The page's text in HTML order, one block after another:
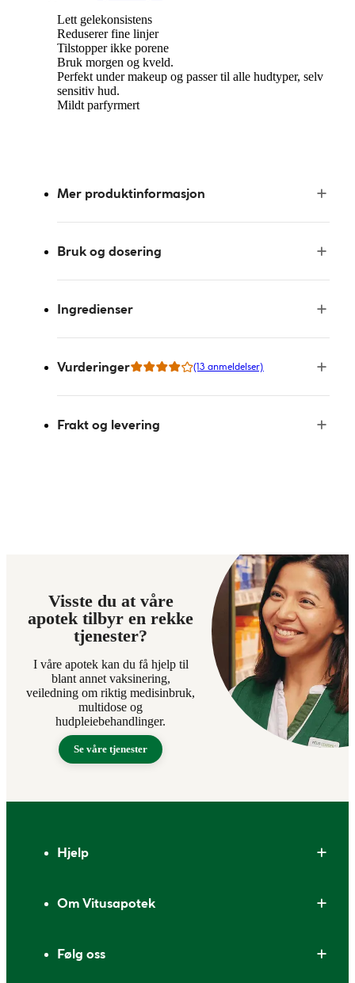
Lett gelekonsistens
Reduserer fine linjer
Tilstopper ikke porene
Bruk morgen og kveld.
Perfekt under makeup og passer til alle hudtyper, selv
sensitiv hud.
Mildt parfyrmert
Mer produktinformasjon
Bruk og dosering
Ingredienser
Vurderinger (13 anmeldelser)
Frakt og levering
Visste du at våre
apotek tilbyr en rekke
tjenester?
I våre apotek kan du få hjelp til
blant annet vaksinering,
veiledning om riktig medisinbruk,
multidose og
hudpleiebehandlinger.
Se våre tjenester
Hjelp
Om Vitusapotek
Følg oss